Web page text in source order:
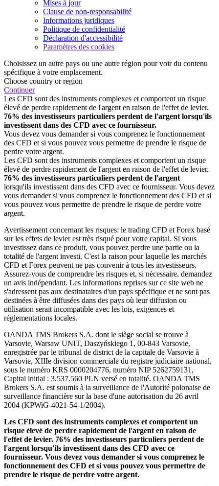
Mises à jour
Clause de non-responsabilité
Informations juridiques
Politique de confidentialité
Déclaration d'accessibilité
Paramètres des cookies
Choisissez un autre pays ou une autre région pour voir du contenu
spécifique à votre emplacement.
Choose country or region
Continuer
Les CFD sont des instruments complexes et comportent un risque
élevé de perdre rapidement de l'argent en raison de l'effet de levier.
76% des investisseurs particuliers perdent de l'argent lorsqu'ils
investissent dans des CFD avec ce fournisseur.
Vous devez vous demander si vous comprenez le fonctionnement
des CFD et si vous pouvez vous permettre de prendre le risque de
perdre votre argent.
Les CFD sont des instruments complexes et comportent un risque
élevé de perdre rapidement de l'argent en raison de l'effet de levier.
76% des investisseurs particuliers perdent de l'argent
lorsqu'ils investissent dans des CFD avec ce fournisseur. Vous devez
vous demander si vous comprenez le fonctionnement des CFD et si
vous pouvez vous permettre de prendre le risque de perdre votre
argent.
Avertissement concernant les risques: le trading CFD et Forex basé
sur les effets de levier est très risqué pour votre capital. Si vous
investissez dans ce produit, vous pouvez perdre une partie ou la
totalité de l'argent investi. C'est la raison pour laquelle les marchés
CFD et Forex peuvent ne pas convenir à tous les investisseurs.
Assurez-vous de comprendre les risques et, si nécessaire, demandez
un avis indépendant. Les informations reprises sur ce site web ne
s'adressent pas aux destinataires d'un pays spécifique et ne sont pas
destinées à être diffusées dans des pays où leur diffusion ou
utilisation serait incompatible avec les lois, exigences et
réglementations locales.
OANDA TMS Brokers S.A. dont le siège social se trouve à
Varsovie, Warsaw UNIT, Daszyńskiego 1, 00-843 Varsovie,
enregistrée par le tribunal de district de la capitale de Varsovie à
Varsovie, XIIIe division commerciale du registre judiciaire national,
sous le numéro KRS 0000204776, numéro NIP 5262759131,
Capital initial : 3.537.560 PLN versé en totalité. OANDA TMS
Brokers S.A. est soumis à la surveillance de l'Autorité polonaise de
surveillance financière sur la base d'une autorisation du 26 avril
2004 (KPWiG-4021-54-1/2004).
Les CFD sont des instruments complexes et comportent un
risque élevé de perdre rapidement de l'argent en raison de
l'effet de levier. 76% des investisseurs particuliers perdent de
l'argent lorsqu'ils investissent dans des CFD avec ce
fournisseur. Vous devez vous demander si vous comprenez le
fonctionnement des CFD et si vous pouvez vous permettre de
prendre le risque de perdre votre argent.